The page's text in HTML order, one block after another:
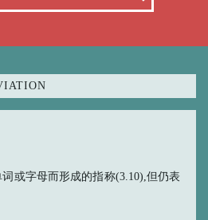
或字母而形成的指称(3.10),但仍表